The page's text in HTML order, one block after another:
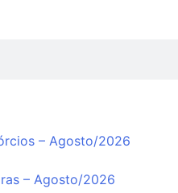
– Agosto/2026
– Agosto/2026